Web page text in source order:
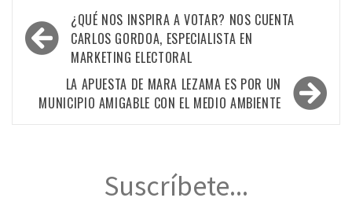
Navegación
de
entradas
¿QUÉ NOS INSPIRA A VOTAR? NOS CUENTA
CARLOS GORDOA, ESPECIALISTA EN
MARKETING ELECTORAL
LA APUESTA DE MARA LEZAMA ES POR UN
MUNICIPIO AMIGABLE CON EL MEDIO AMBIENTE
Suscríbete...